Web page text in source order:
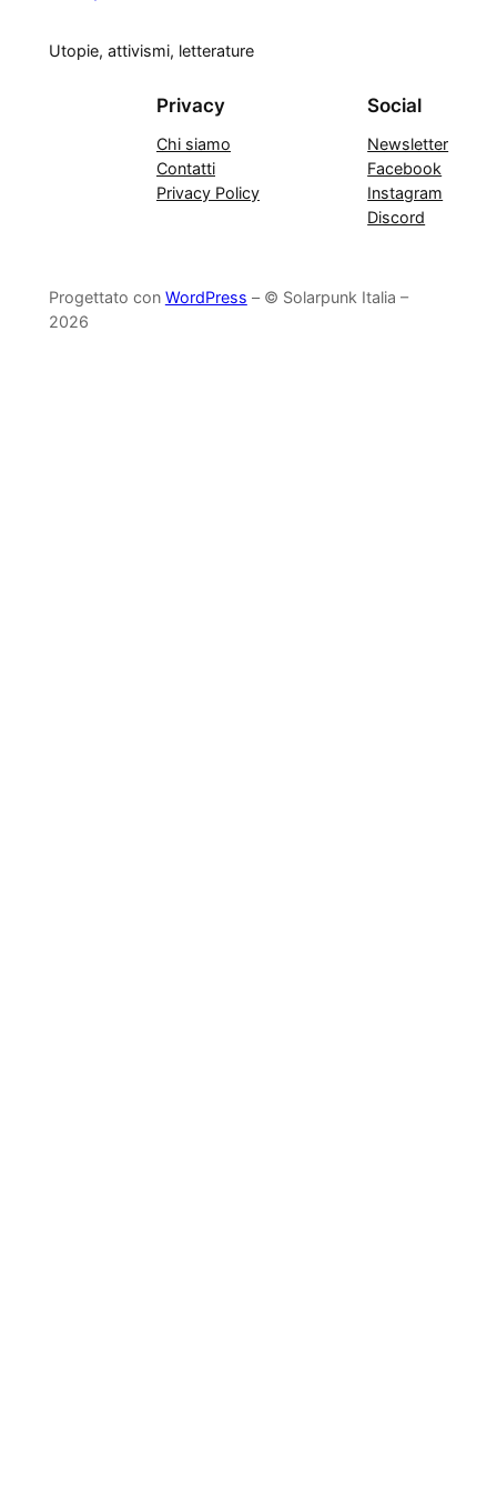
Utopie, attivismi, letterature
Privacy
Chi siamo
Contatti
Privacy Policy
Social
Newsletter
Facebook
Instagram
Discord
Progettato con WordPress – © Solarpunk Italia –
2026